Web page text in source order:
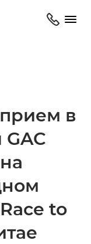
в
to